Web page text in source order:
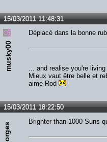
15/03/2011 11:48:31
musky00
Déplacé dans la bonne
... and realise you're
Mieux vaut être belle et
aime Rod
15/03/2011 18:22:50
Brighter than 1000 Suns